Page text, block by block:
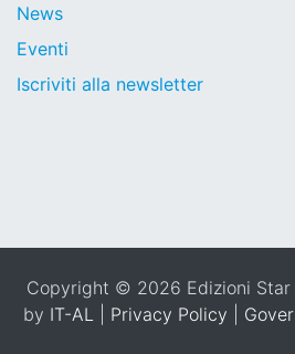
News
Eventi
Iscriviti alla newsletter
Copyright © 2026 Edizioni Star
by IT-AL Privacy Policy